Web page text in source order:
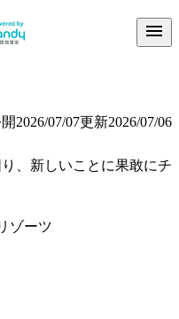
2026/07/07更新2026/07/06
、新しいことに果敢にチ
ゾーツ